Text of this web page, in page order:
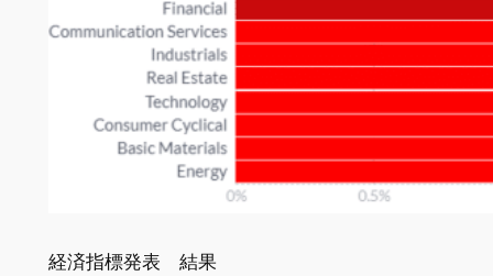
経済指標発表 結果